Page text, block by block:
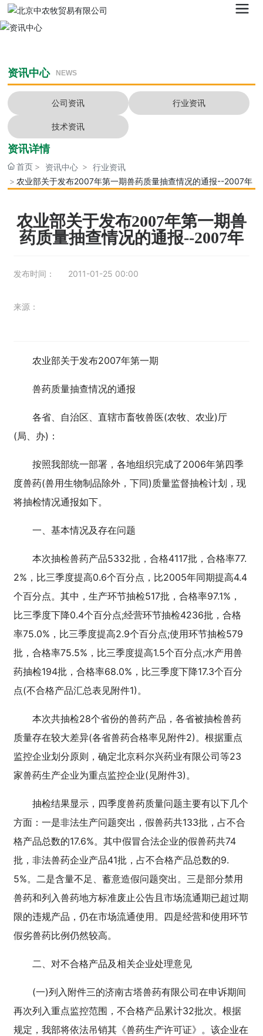
资讯中心 NEWS
公司资讯 行业资讯
技术资讯
资讯详情
首页 资讯中心
行业资讯
农业部关于发布2007年第一期兽药质量抽查情况的通报--2007年
农业部关于发布2007年第一期兽
药质量抽查情况的通报--2007年
发布时间： 2011-01-25 00:00
来源：
农业部关于发布2007年第一期
兽药质量抽查情况的通报
各省、自治区、直辖市畜牧兽医(农牧、农业)厅
(局、办)：
按照我部统一部署，各地组织完成了2006年第四季
度兽药(兽用生物制品除外，下同)质量监督抽检计划，现
将抽检情况通报如下。
一、基本情况及存在问题
本次抽检兽药产品5332批，合格4117批，合格率77.
2%，比三季度提高0.6个百分点，比2005年同期提高4.4
个百分点。其中，生产环节抽检517批，合格率97.1%，
比三季度下降0.4个百分点;经营环节抽检4236批，合格
率75.0%，比三季度提高2.9个百分点;使用环节抽检579
批，合格率75.5%，比三季度提高1.5个百分点;水产用兽
药抽检194批，合格率68.0%，比三季度下降17.3个百分
点(不合格产品汇总表见附件1)。
本次共抽检28个省份的兽药产品，各省被抽检兽药
质量存在较大差异(各省兽药合格率见附件2)。根据重点
监控企业划分原则，确定北京科尔兴药业有限公司等23
家兽药生产企业为重点监控企业(见附件3)。
抽检结果显示，四季度兽药质量问题主要有以下几个
方面：一是非法生产问题突出，假兽药共133批，占不合
格产品总数的17.6%。其中假冒合法企业的假兽药共74
批，非法兽药企业产品41批，占不合格产品总数的9.
5%。二是含量不足、蓄意造假问题突出。三是部分禁用
兽药和列入兽药地方标准废止公告且市场流通期已超过期
限的违规产品，仍在市场流通使用。四是经营和使用环节
假劣兽药比例仍然较高。
二、对不合格产品及相关企业处理意见
(一)列入附件三的济南古塔兽药有限公司在申诉期间
再次列入重点监控范围，不合格产品累计32批次。根据
规定，我部将依法吊销其《兽药生产许可证》。该企业在